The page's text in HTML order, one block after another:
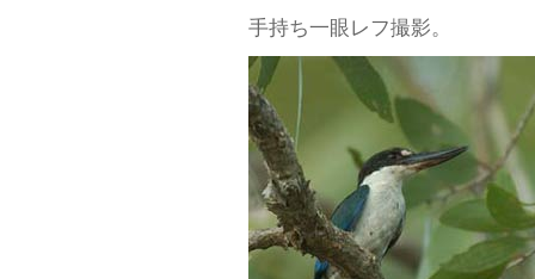
手持ち一眼レフ撮影。